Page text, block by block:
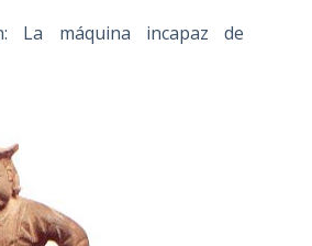
La máquina incapaz de